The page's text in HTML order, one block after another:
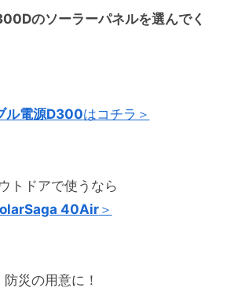
のソーラーパネルを選んでく
ル電源D300はコチラ＞
トドアで使うなら
40Air＞
防災の用意に！